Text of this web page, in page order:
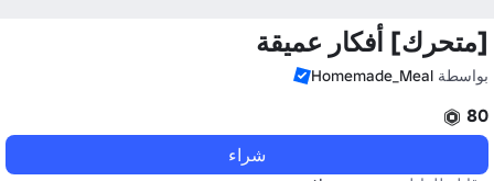
[متحرك] أفكار عميقة
بواسطة Homemade_Meal
80
شراء